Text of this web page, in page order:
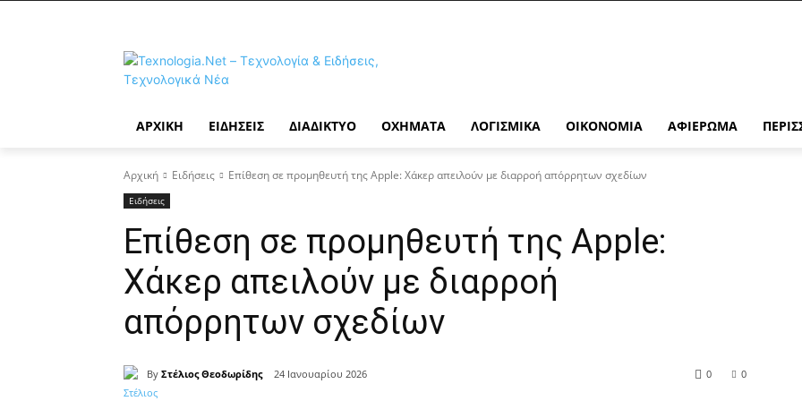
ΑΡΧΙΚΉ ΕΙΔΉΣΕΙΣ ΔΙΑΔΊΚΤΥΟ ΟΧΉΜΑΤΑ ΛΟΓΙΣΜΙΚΆ ΟΙΚΟΝΟΜΊΑ ΑΦΙΈΡΩΜΑ
Αρχική Ειδήσεις Επίθεση σε προμηθευτή της Apple: Χάκερ απειλούν με διαρροή απόρρητων σχεδίων
Ειδήσεις
Επίθεση σε προμηθευτή της Apple:
Χάκερ απειλούν με διαρροή
απόρρητων σχεδίων
By Στέλιος Θεοδωρίδης 24 Ιανουαρίου 2026 0
0